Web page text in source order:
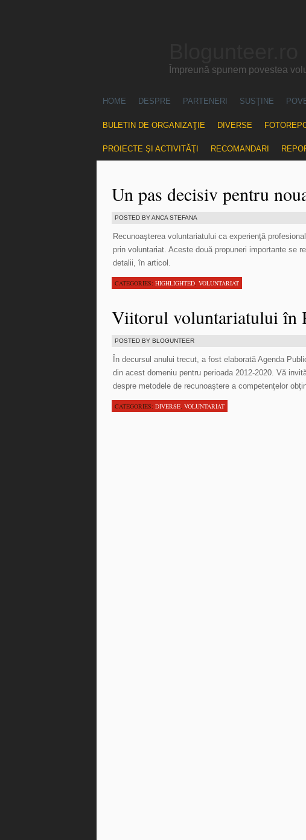
Împreună spunem povestea
HOME DESPRE PARTENERI SUSŢINE
BULETIN DE ORGANIZAŢIE DIVERSE
PROIECTE ŞI ACTIVITĂŢI RECOMANDARI
Un pas decisiv pentru
POSTED BY ANCA STEFANA
Recunoaşterea voluntariatului ca experienţă
prin voluntariat. Aceste două propuneri importante se
detalii, în articol.
CATEGORIES: HIGHLIGHTED, VOLUNTARIAT
Viitorul voluntariatului în
POSTED BY BLOGUNTEER
În decursul anului trecut, a fost elaborată Agenda
din acest domeniu pentru perioada 2012-2020. Vă
despre metodele de recunoaştere a competenţelor
CATEGORIES: DIVERSE, VOLUNTARIAT